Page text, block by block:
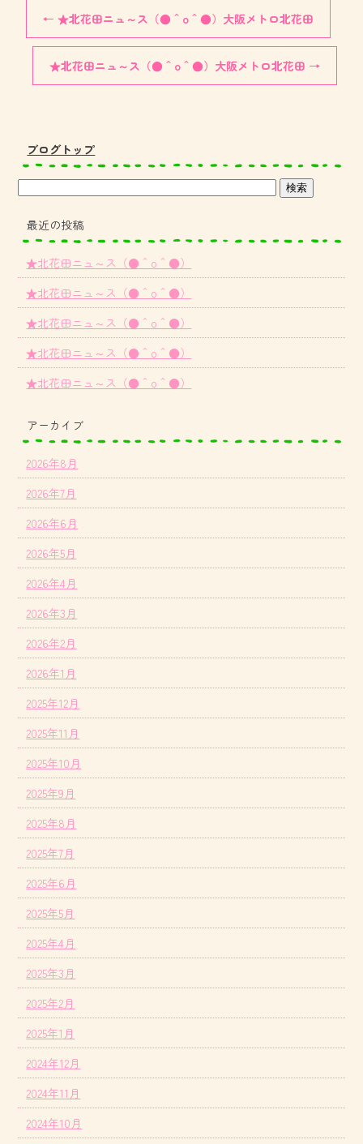
← ★北花田ニュ～ス（●＾o＾●）大阪メトロ北花田
★北花田ニュ～ス（●＾o＾●）大阪メトロ北花田 →
ブログトップ
最近の投稿
★北花田ニュ～ス（●＾o＾●）
★北花田ニュ～ス（●＾o＾●）
★北花田ニュ～ス（●＾o＾●）
★北花田ニュ～ス（●＾o＾●）
★北花田ニュ～ス（●＾o＾●）
アーカイブ
2026年8月
2026年7月
2026年6月
2026年5月
2026年4月
2026年3月
2026年2月
2026年1月
2025年12月
2025年11月
2025年10月
2025年9月
2025年8月
2025年7月
2025年6月
2025年5月
2025年4月
2025年3月
2025年2月
2025年1月
2024年12月
2024年11月
2024年10月